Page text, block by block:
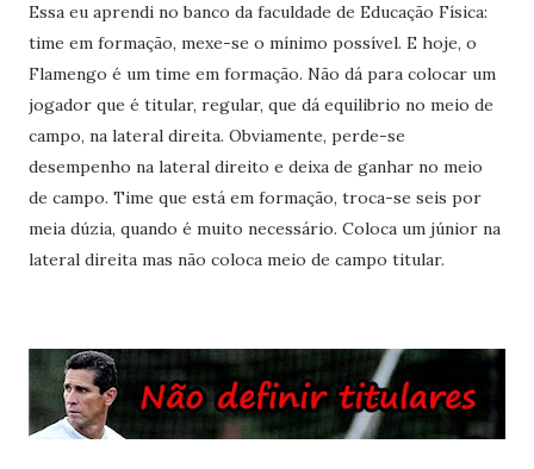
Essa eu aprendi no banco da faculdade de Educação Física:
time em formação, mexe-se o mínimo possível. E hoje, o
Flamengo é um time em formação. Não dá para colocar um
jogador que é titular, regular, que dá equilibrio no meio de
campo, na lateral direita. Obviamente, perde-se
desempenho na lateral direito e deixa de ganhar no meio
de campo. Time que está em formação, troca-se seis por
meia dúzia, quando é muito necessário. Coloca um júnior na
lateral direita mas não coloca meio de campo titular.